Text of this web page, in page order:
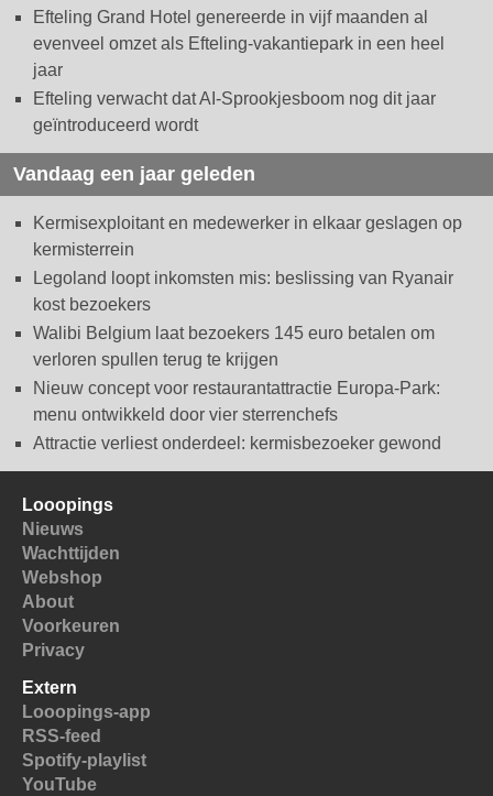
Efteling Grand Hotel genereerde in vijf maanden al
evenveel omzet als Efteling-vakantiepark in een heel
jaar
Efteling verwacht dat AI-Sprookjesboom nog dit jaar
geïntroduceerd wordt
Vandaag een jaar geleden
Kermisexploitant en medewerker in elkaar geslagen op
kermisterrein
Legoland loopt inkomsten mis: beslissing van Ryanair
kost bezoekers
Walibi Belgium laat bezoekers 145 euro betalen om
verloren spullen terug te krijgen
Nieuw concept voor restaurantattractie Europa-Park:
menu ontwikkeld door vier sterrenchefs
Attractie verliest onderdeel: kermisbezoeker gewond
Looopings
Nieuws
Wachttijden
Webshop
About
Voorkeuren
Privacy
Extern
Looopings-app
RSS-feed
Spotify-playlist
YouTube